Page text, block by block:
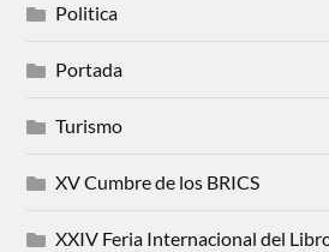
Politica
Portada
Turismo
XV Cumbre de los BRICS
XXIV Feria Internacional del